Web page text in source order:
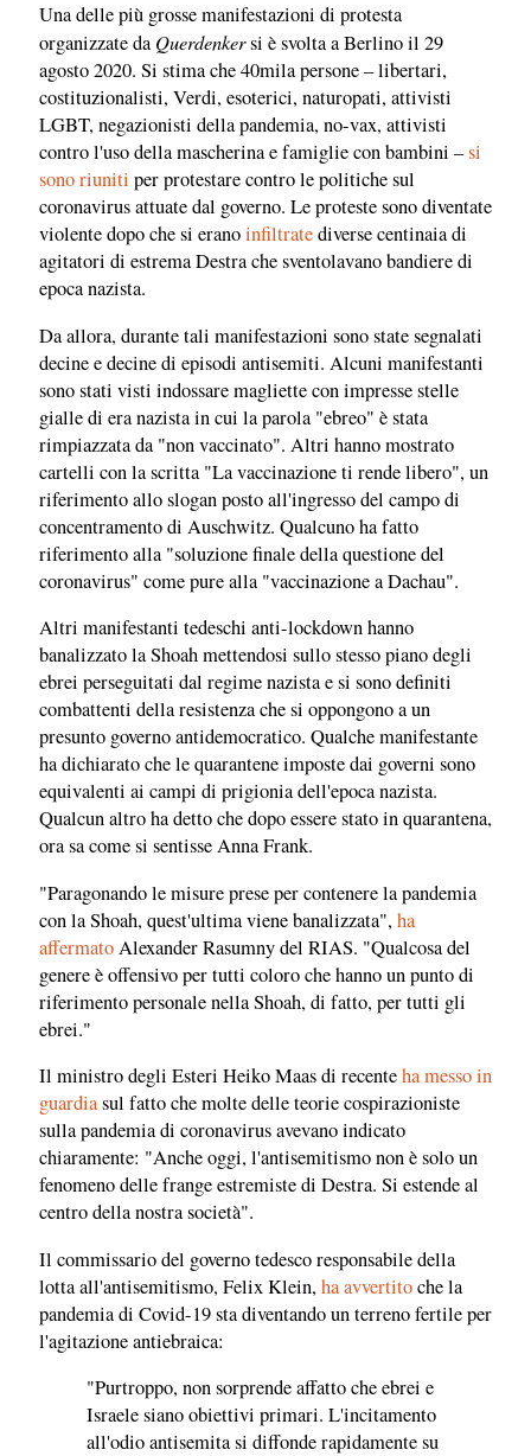
Una delle più grosse manifestazioni di protesta
organizzate da Querdenkersi è svolta a Berlino il 29
agosto 2020. Si stima che 40mila persone – libertari,
costituzionalisti, Verdi, esoterici, naturopati, attivisti
LGBT, negazionisti della pandemia, no-vax, attivisti
contro l'uso della mascherina e famiglie con bambini –si
sono riuniti per protestare contro le politiche sul
coronavirus attuate dal governo. Le proteste sono diventate
violente dopo che si eranoinfiltratediverse centinaia di
agitatori di estrema Destra che sventolavano bandiere di
epoca nazista.
Da allora, durante tali manifestazioni sono state segnalati
decine e decine di episodi antisemiti. Alcuni manifestanti
sono stati visti indossare magliette con impresse stelle
gialle di era nazista in cui la parola "ebreo" è stata
rimpiazzata da "non vaccinato". Altri hanno mostrato
cartelli con la scritta "La vaccinazione ti rende libero", un
riferimento allo slogan posto all'ingresso del campo di
concentramento di Auschwitz. Qualcuno ha fatto
riferimento alla "soluzione finale della questione del
coronavirus" come pure alla "vaccinazione a Dachau".
Altri manifestanti tedeschi anti-lockdown hanno
banalizzato la Shoah mettendosi sullo stesso piano degli
ebrei perseguitati dal regime nazista e si sono definiti
combattenti della resistenza che si oppongono a un
presunto governo antidemocratico. Qualche manifestante
ha dichiarato che le quarantene imposte dai governi sono
equivalenti ai campi di prigionia dell'epoca nazista.
Qualcun altro ha detto che dopo essere stato in quarantena,
ora sa come si sentisse Anna Frank.
"Paragonando le misure prese per contenere la pandemia
con la Shoah, quest'ultima viene banalizzata",ha
affermatoAlexander Rasumny del RIAS. "Qualcosa del
genere è offensivo per tutti coloro che hanno un punto di
riferimento personale nella Shoah, di fatto, per tutti gli
ebrei."
Il ministro degli Esteri Heiko Maas di recenteha messo in
guardiasul fatto che molte delle teorie cospirazioniste
sulla pandemia di coronavirus avevano indicato
chiaramente: "Anche oggi, l'antisemitismo non è solo un
fenomeno delle frange estremiste di Destra. Si estende al
centro della nostra società".
Il commissario del governo tedesco responsabile della
lotta all'antisemitismo, Felix Klein,ha avvertitoche la
pandemia di Covid-19 sta diventando un terreno fertile per
l'agitazione antiebraica:
"Purtroppo, non sorprende affatto che ebrei e
Israele siano obiettivi primari. L'incitamento
all'odio antisemita si diffonde rapidamente su